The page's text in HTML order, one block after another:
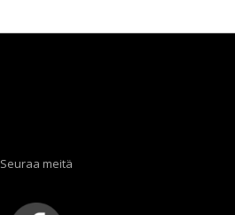
Seuraa meitä